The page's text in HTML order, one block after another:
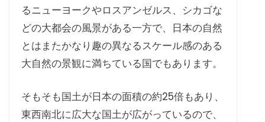
るニューヨークやロスアンゼルス、シカゴな
どの大都会の風景がある一方で、日本の自然
とはまたかなり趣の異なるスケール感のある
大自然の景観に満ちている国でもあります。
そもそも国土が日本の面積の約25倍もあり、
東西南北に広大な国土が広がっているので、